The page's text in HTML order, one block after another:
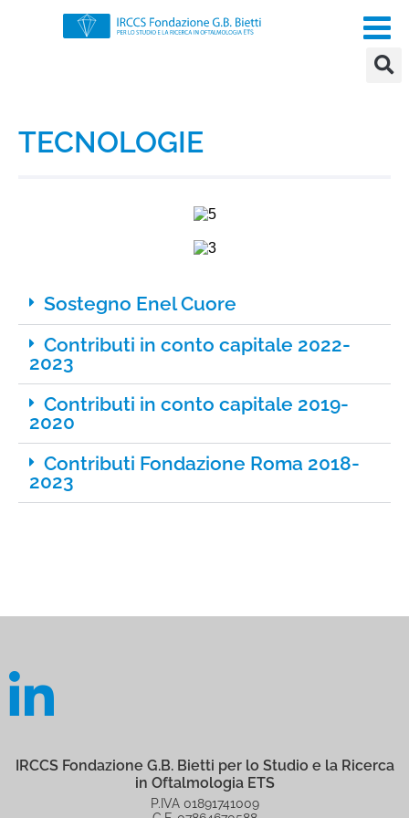
TECNOLOGIE
Sostegno Enel Cuore
Contributi in conto capitale 2022-
2023
Contributi in conto capitale 2019-
2020
Contributi Fondazione Roma 2018-
2023
IRCCS Fondazione G.B. Bietti per lo Studio e la Ricerca
in Oftalmologia ETS
P.IVA 01891741009